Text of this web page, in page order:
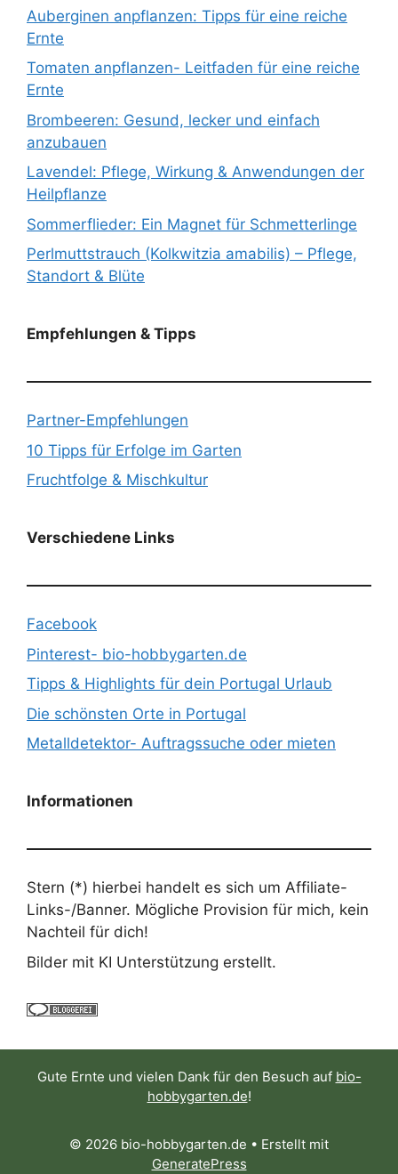
Auberginen anpflanzen: Tipps für eine reiche
Ernte
Tomaten anpflanzen- Leitfaden für eine reiche
Ernte
Brombeeren: Gesund, lecker und einfach
anzubauen
Lavendel: Pflege, Wirkung & Anwendungen der
Heilpflanze
Sommerflieder: Ein Magnet für Schmetterlinge
Perlmuttstrauch (Kolkwitzia amabilis) – Pflege,
Standort & Blüte
Empfehlungen & Tipps
Partner-Empfehlungen
10 Tipps für Erfolge im Garten
Fruchtfolge & Mischkultur
Verschiedene Links
Facebook
Pinterest- bio-hobbygarten.de
Tipps & Highlights für dein Portugal Urlaub
Die schönsten Orte in Portugal
Metalldetektor- Auftragssuche oder mieten
Informationen
Stern (*) hierbei handelt es sich um Affiliate-
Links-/Banner. Mögliche Provision für mich, kein
Nachteil für dich!
Bilder mit KI Unterstützung erstellt.
Gute Ernte und vielen Dank für den Besuch auf bio-
hobbygarten.de!
© 2026 bio-hobbygarten.de • Erstellt mit
GeneratePress